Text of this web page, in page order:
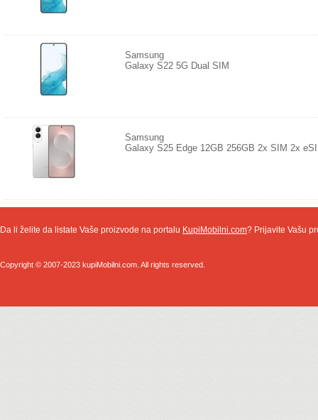
Samsung
Galaxy S22 5G Dual SIM
Samsung
Galaxy S25 Edge 12GB 256GB 2x SIM 2x
Da li želite da listate Vaše proizvode na portalu KupiMobilni.com? Prijavite Vašu
Copyright © 2007-2023 kupiMobilni.com. All rights reserved.